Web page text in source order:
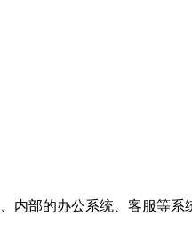
内部的办公系统、客服等